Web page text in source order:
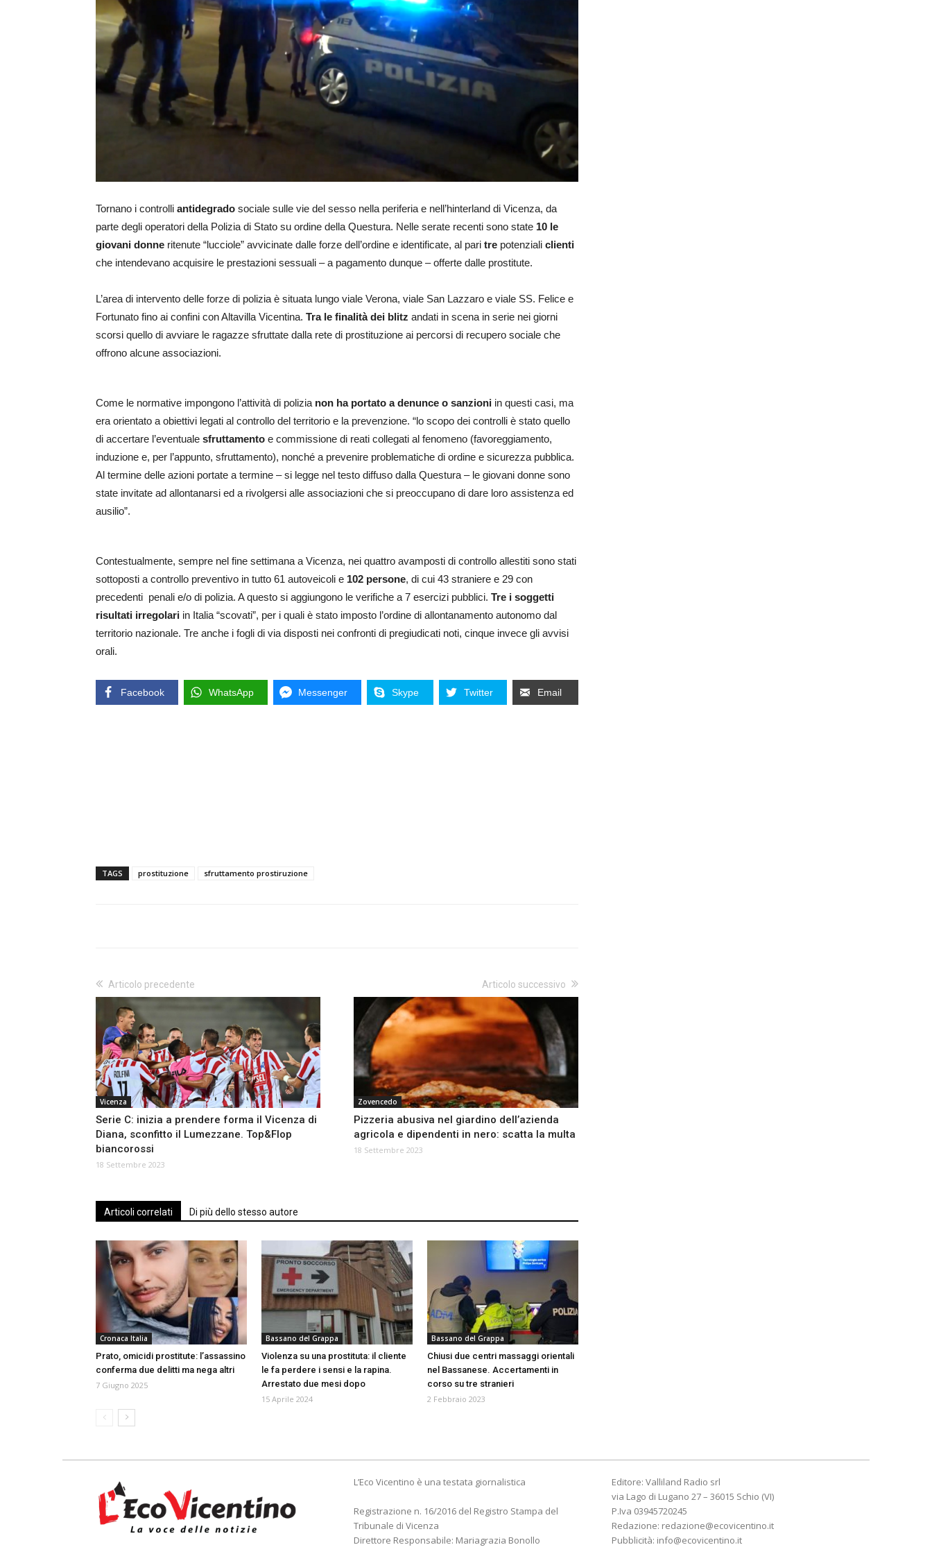
Tornano i controlli antidegrado sociale sulle vie del sesso nella periferia e nell’hinterland di Vicenza, da
parte degli operatori della Polizia di Stato su ordine della Questura. Nelle serate recenti sono state 10 le
giovani donne ritenute “lucciole” avvicinate dalle forze dell’ordine e identificate, al pari tre potenziali clienti
che intendevano acquisire le prestazioni sessuali – a pagamento dunque – offerte dalle prostitute.
L’area di intervento delle forze di polizia è situata lungo viale Verona, viale San Lazzaro e viale SS. Felice e
Fortunato fino ai confini con Altavilla Vicentina. Tra le finalità dei blitz andati in scena in serie nei giorni
scorsi quello di avviare le ragazze sfruttate dalla rete di prostituzione ai percorsi di recupero sociale che
offrono alcune associazioni.
Come le normative impongono l’attività di polizia non ha portato a denunce o sanzioni in questi casi, ma
era orientato a obiettivi legati al controllo del territorio e la prevenzione. “lo scopo dei controlli è stato quello
di accertare l’eventuale sfruttamento e commissione di reati collegati al fenomeno (favoreggiamento,
induzione e, per l’appunto, sfruttamento), nonché a prevenire problematiche di ordine e sicurezza pubblica.
Al termine delle azioni portate a termine – si legge nel testo diffuso dalla Questura – le giovani donne sono
state invitate ad allontanarsi ed a rivolgersi alle associazioni che si preoccupano di dare loro assistenza ed
ausilio”.
Contestualmente, sempre nel fine settimana a Vicenza, nei quattro avamposti di controllo allestiti sono stati
sottoposti a controllo preventivo in tutto 61 autoveicoli e 102 persone, di cui 43 straniere e 29 con
precedenti penali e/o di polizia. A questo si aggiungono le verifiche a 7 esercizi pubblici. Tre i soggetti
risultati irregolari in Italia “scovati”, per i quali è stato imposto l’ordine di allontanamento autonomo dal
territorio nazionale. Tre anche i fogli di via disposti nei confronti di pregiudicati noti, cinque invece gli avvisi
orali.
Facebook WhatsApp Messenger Skype Twitter Email
TAGS prostituzione sfruttamento prostiruzione
Articolo precedente
Vicenza
Serie C: inizia a prendere forma il Vicenza di
Diana, sconfitto il Lumezzane. Top&Flop
biancorossi
18 Settembre 2023
Articolo successivo
Zovencedo
Pizzeria abusiva nel giardino dell’azienda
agricola e dipendenti in nero: scatta la multa
18 Settembre 2023
Articoli correlati Di più dello stesso autore
Cronaca Italia
Prato, omicidi prostitute: l’assassino
conferma due delitti ma nega altri
7 Giugno 2025
Bassano del Grappa
Violenza su una prostituta: il cliente
le fa perdere i sensi e la rapina.
Arrestato due mesi dopo
15 Aprile 2024
Bassano del Grappa
Chiusi due centri massaggi orientali
nel Bassanese. Accertamenti in
corso su tre stranieri
2 Febbraio 2023
L’Eco Vicentino è una testata giornalistica
Registrazione n. 16/2016 del Registro Stampa del
Tribunale di Vicenza
Direttore Responsabile: Mariagrazia Bonollo
Editore: Valliland Radio srl
via Lago di Lugano 27 – 36015 Schio (VI)
P.Iva 03945720245
Redazione: redazione@ecovicentino.it
Pubblicità: info@ecovicentino.it